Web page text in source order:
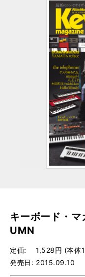
キーボード・
UMN
定価
1,528円 (本体
発売日
2015.09.10